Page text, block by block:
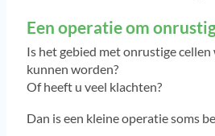
Een operatie om
Is het gebied met onrustige
kunnen worden?
Of heeft u veel klachten?
Dan is een kleine operatie soms